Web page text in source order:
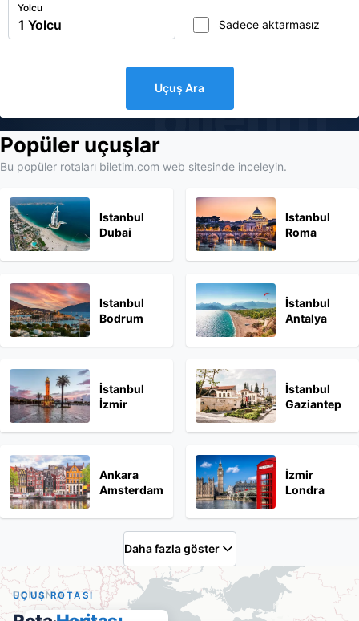
biletim
Yolcu
Sadece aktarmasız
Uçuş Ara
Popüler uçuşlar
Bu popüler rotaları biletim.com web sitesinde inceleyin.
Istanbul
Dubai
Istanbul
Roma
Istanbul
Bodrum
İstanbul
Antalya
İstanbul
İzmir
İstanbul
Gaziantep
Ankara
Amsterdam
İzmir
Londra
Daha fazla göster
UÇUŞ ROTASI